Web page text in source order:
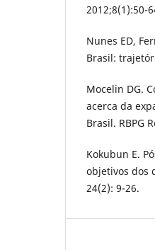
2012;8(1):50-
Nunes ED,
Brasil:
Mocelin DG.
acerca da
Brasil. RBPG
Kokubun E.
objetivos dos
24(2): 9-26.